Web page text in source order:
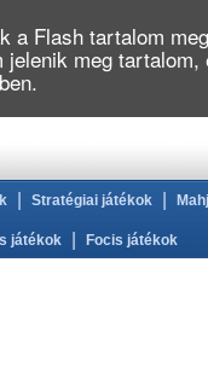
Stratégiai játékok
játékok Focis játékok
a Flash tartalom
meg